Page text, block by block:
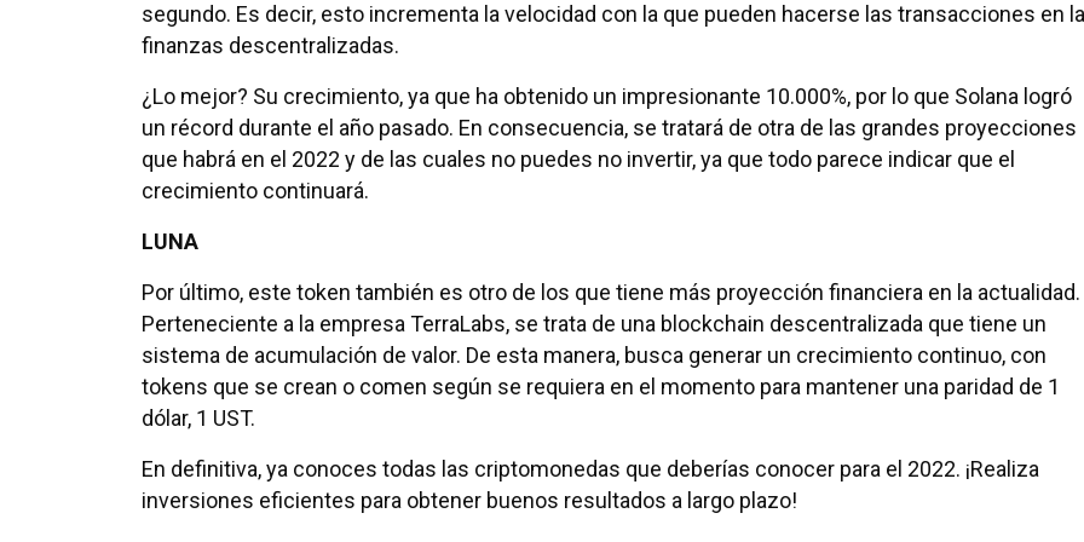
segundo. Es decir, esto incrementa la velocidad con la que pueden hacerse las transacciones en
finanzas descentralizadas.
¿Lo mejor? Su crecimiento, ya que ha obtenido un impresionante 10.000%, por lo que Solana logró
un récord durante el año pasado. En consecuencia, se tratará de otra de las grandes proyecciones
que habrá en el 2022 y de las cuales no puedes no invertir, ya que todo parece indicar que el
crecimiento continuará.
LUNA
Por último, este token también es otro de los que tiene más proyección financiera en la actualidad.
Perteneciente a la empresa TerraLabs, se trata de una blockchain descentralizada que tiene un
sistema de acumulación de valor. De esta manera, busca generar un crecimiento continuo, con
tokens que se crean o comen según se requiera en el momento para mantener una paridad de 1
dólar, 1 UST.
En definitiva, ya conoces todas las criptomonedas que deberías conocer para el 2022. ¡Realiza
inversiones eficientes para obtener buenos resultados a largo plazo!